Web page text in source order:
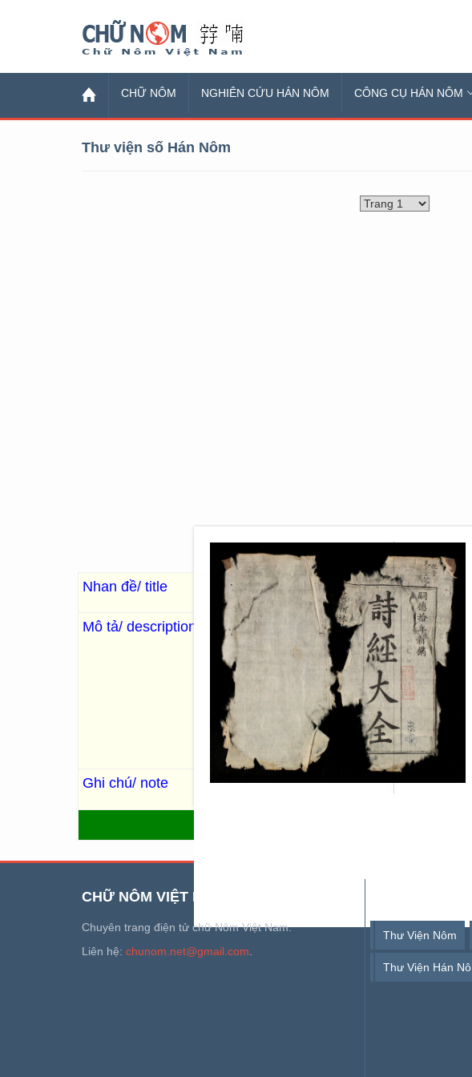
CHỮ NÔM NGHIÊN CỨU HÁN NÔM CÔNG CỤ HÁN NÔM
Thư viện số Hán Nôm
Nhan đề/ title Thi kinh đại toàn ( q.thủ)詩經大全
Mô tả/ description
. Toản tu :Hàn lâm viện học sĩ kiêm tả xuân
Quảng
篡修:翰林院學士兼左春坊大學士奉政大
德拾年新鐫
. 109 Images; 26 x 15
Bộ sách kinh điển của Nho gia nằm trong Ngũ
câu ca dao của nhân dân Trung Hoa thời Xuân
chính: Quốc phong 國風, Nhã 雅, Tụng 頌. Trong
Biến phong; Nhã 105 thiên gồm Tiểu nhã và Đại
Thương tụng. Ngoài ra còn 6 thiên có đề mục mà
Ghi chú/ note
Trùng bản: q.1-3: R.1308; q.1: R.1304, R.1307;
CHỮ NÔM VIỆT NAM
Chuyên trang điện tử chữ Nôm Việt Nam.
Liên hệ: chunom.net@gmail.com
Thư Viện Nôm
Thư Viện Hán